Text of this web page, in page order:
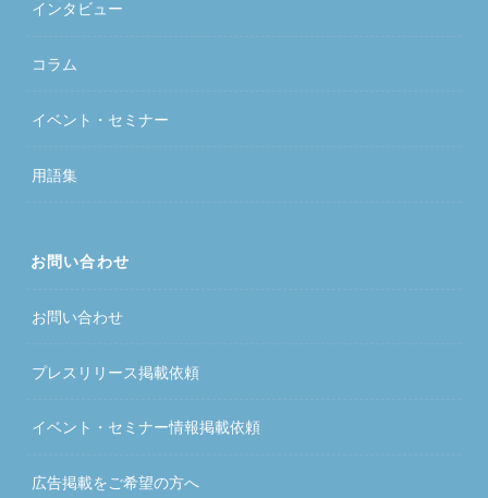
インタビュー
コラム
イベント・セミナー
用語集
お問い合わせ
お問い合わせ
プレスリリース掲載依頼
イベント・セミナー情報掲載依頼
広告掲載をご希望の方へ